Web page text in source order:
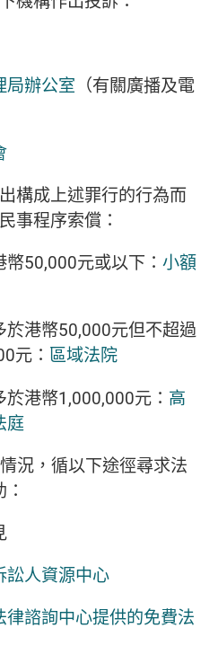
局辦公室 （有關廣播及電
構成上述罪行的行為而
事程序索償：
50,000元或以下： 小額
於港幣50,000元但不超過
元： 區域法院
港幣1,000,000元： 高
庭
況，循以下途徑尋求法
訟人資源中心
律諮詢中心提供的免費法